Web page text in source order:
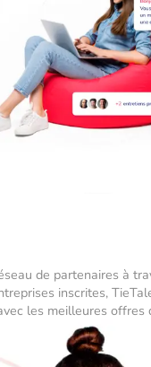
de partenaires à
inscrites,
les meilleures offres